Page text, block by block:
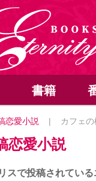
書籍
恋愛小説 | カフェ
恋愛小説
スで投稿されてい